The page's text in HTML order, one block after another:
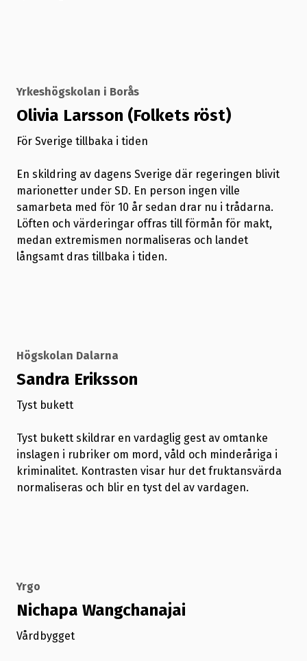
Yrkeshögskolan i Borås
Olivia Larsson (Folkets röst)
För Sverige tillbaka i tiden
En skildring av dagens Sverige där regeringen blivit
marionetter under SD. En person ingen ville
samarbeta med för 10 år sedan drar nu i trådarna.
Löften och värderingar offras till förmån för makt,
medan extremismen normaliseras och landet
långsamt dras tillbaka i tiden.
Högskolan Dalarna
Sandra Eriksson
Tyst bukett
Tyst bukett skildrar en vardaglig gest av omtanke
inslagen i rubriker om mord, våld och minderåriga i
kriminalitet. Kontrasten visar hur det fruktansvärda
normaliseras och blir en tyst del av vardagen.
Yrgo
Nichapa Wangchanajai
Vårdbygget